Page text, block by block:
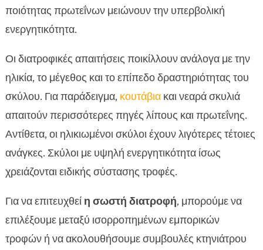
ποιότητας πρωτεΐνων μειώνουν την υπερβολική
ενεργητικότητα.
Οι διατροφικές απαιτήσεις ποικίλλουν ανάλογα με την
ηλικία, το μέγεθος και το επίπεδο δραστηριότητας του
σκύλου. Για παράδειγμα, κουτάβιακαι νεαρά σκυλιά
απαιτούν περισσότερες πηγές λίπους και πρωτεΐνης.
Αντίθετα, οι ηλικιωμένοι σκύλοι έχουν λιγότερες τέτοιες
ανάγκες. Σκύλοι με υψηλή ενεργητικότητα ίσως
χρειάζονται ειδικής σύστασης τροφές.
Για να επιτευχθεί η σωστή διατροφή, μπορούμε να
επιλέξουμε μεταξύ ισορροπημένων εμπορικών
τροφών ή να ακολουθήσουμε συμβουλές κτηνιάτρου